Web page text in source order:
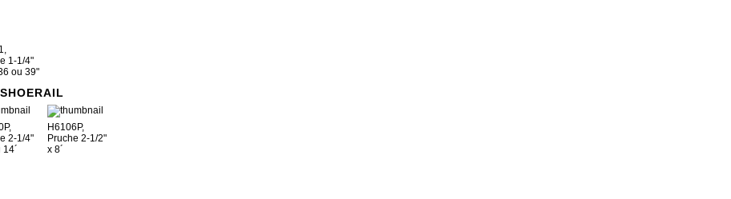
1-1/4"
ou 39"
2-1/4"
H6106P,
Pruche 2-1/2"
x 8´